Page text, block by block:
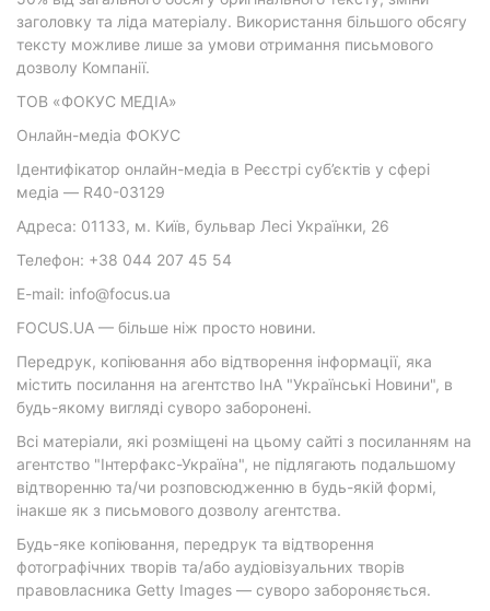
заголовку та ліда матеріалу. Використання більшого обсягу
тексту можливе лише за умови отримання письмового
дозволу Компанії.
ТОВ «ФОКУС МЕДІА»
Онлайн-медіа ФОКУС
Ідентифікатор онлайн-медіа в Реєстрі суб’єктів у сфері
медіа — R40-03129
Адреса: 01133, м. Київ, бульвар Лесі Українки, 26
Телефон: +38 044 207 45 54
E-mail: info@focus.ua
FOCUS.UA — більше ніж просто новини.
Передрук, копіювання або відтворення інформації, яка
містить посилання на агентство ІнА "Українські Новини", в
будь-якому вигляді суворо заборонені.
Всі матеріали, які розміщені на цьому сайті з посиланням на
агентство "Інтерфакс-Україна", не підлягають подальшому
відтворенню та/чи розповсюдженню в будь-якій формі,
інакше як з письмового дозволу агентства.
Будь-яке копіювання, передрук та відтворення
фотографічних творів та/або аудіовізуальних творів
правовласника Getty Images — суворо забороняється.